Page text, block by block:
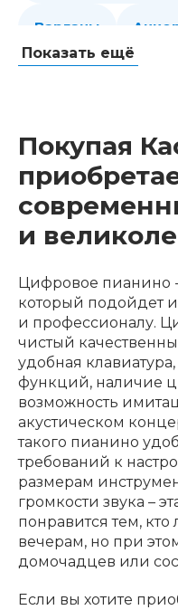
Варганы
Клавишные
Аренда
Показать ещё
Покупая
и
Цифровое пианино
который подойдет
и профессионалу.
чистый
удобная
функций, наличие
возможность
акустическом
такого пианино
требований к
размерам
громкости звука –
понравится тем,
вечерам, но при
домочадцев или
Если вы хотите